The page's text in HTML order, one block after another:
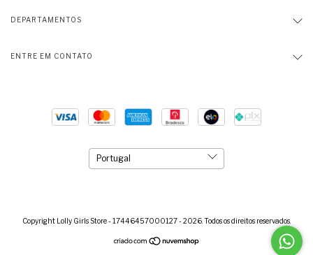
DEPARTAMENTOS
ENTRE EM CONTATO
Copyright Lolly Girls Store - 17446457000127 - 2026. Todos os direitos reservados.